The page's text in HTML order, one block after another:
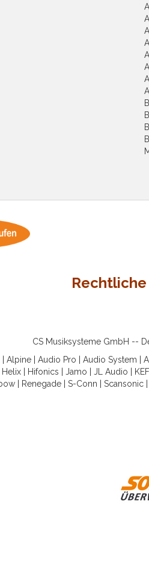
CS Musiksysteme GmbH --
Alpine Audio Pro Audio System
Helix| Hifonics Jamo JL Audio KEF
Renegade S-Conn Scansonic